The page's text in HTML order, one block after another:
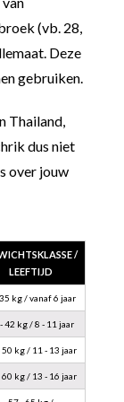
(vb. 28,
Deze
gebruiken.
Thailand,
dus niet
over jouw
/
LEEFTIJD
kg / vanaf 6 jaar
42 kg / 8 - 11 jaar
50 kg / 11 - 13 jaar
60 kg / 13 - 16 jaar